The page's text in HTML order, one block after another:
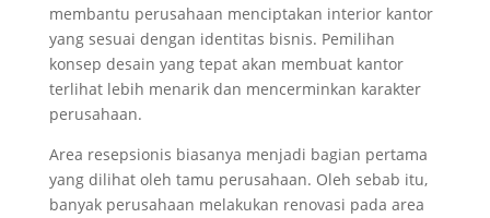
membantu perusahaan menciptakan interior kantor
yang sesuai dengan identitas bisnis. Pemilihan
konsep desain yang tepat akan membuat kantor
terlihat lebih menarik dan mencerminkan karakter
perusahaan.
Area resepsionis biasanya menjadi bagian pertama
yang dilihat oleh tamu perusahaan. Oleh sebab itu,
banyak perusahaan melakukan renovasi pada area